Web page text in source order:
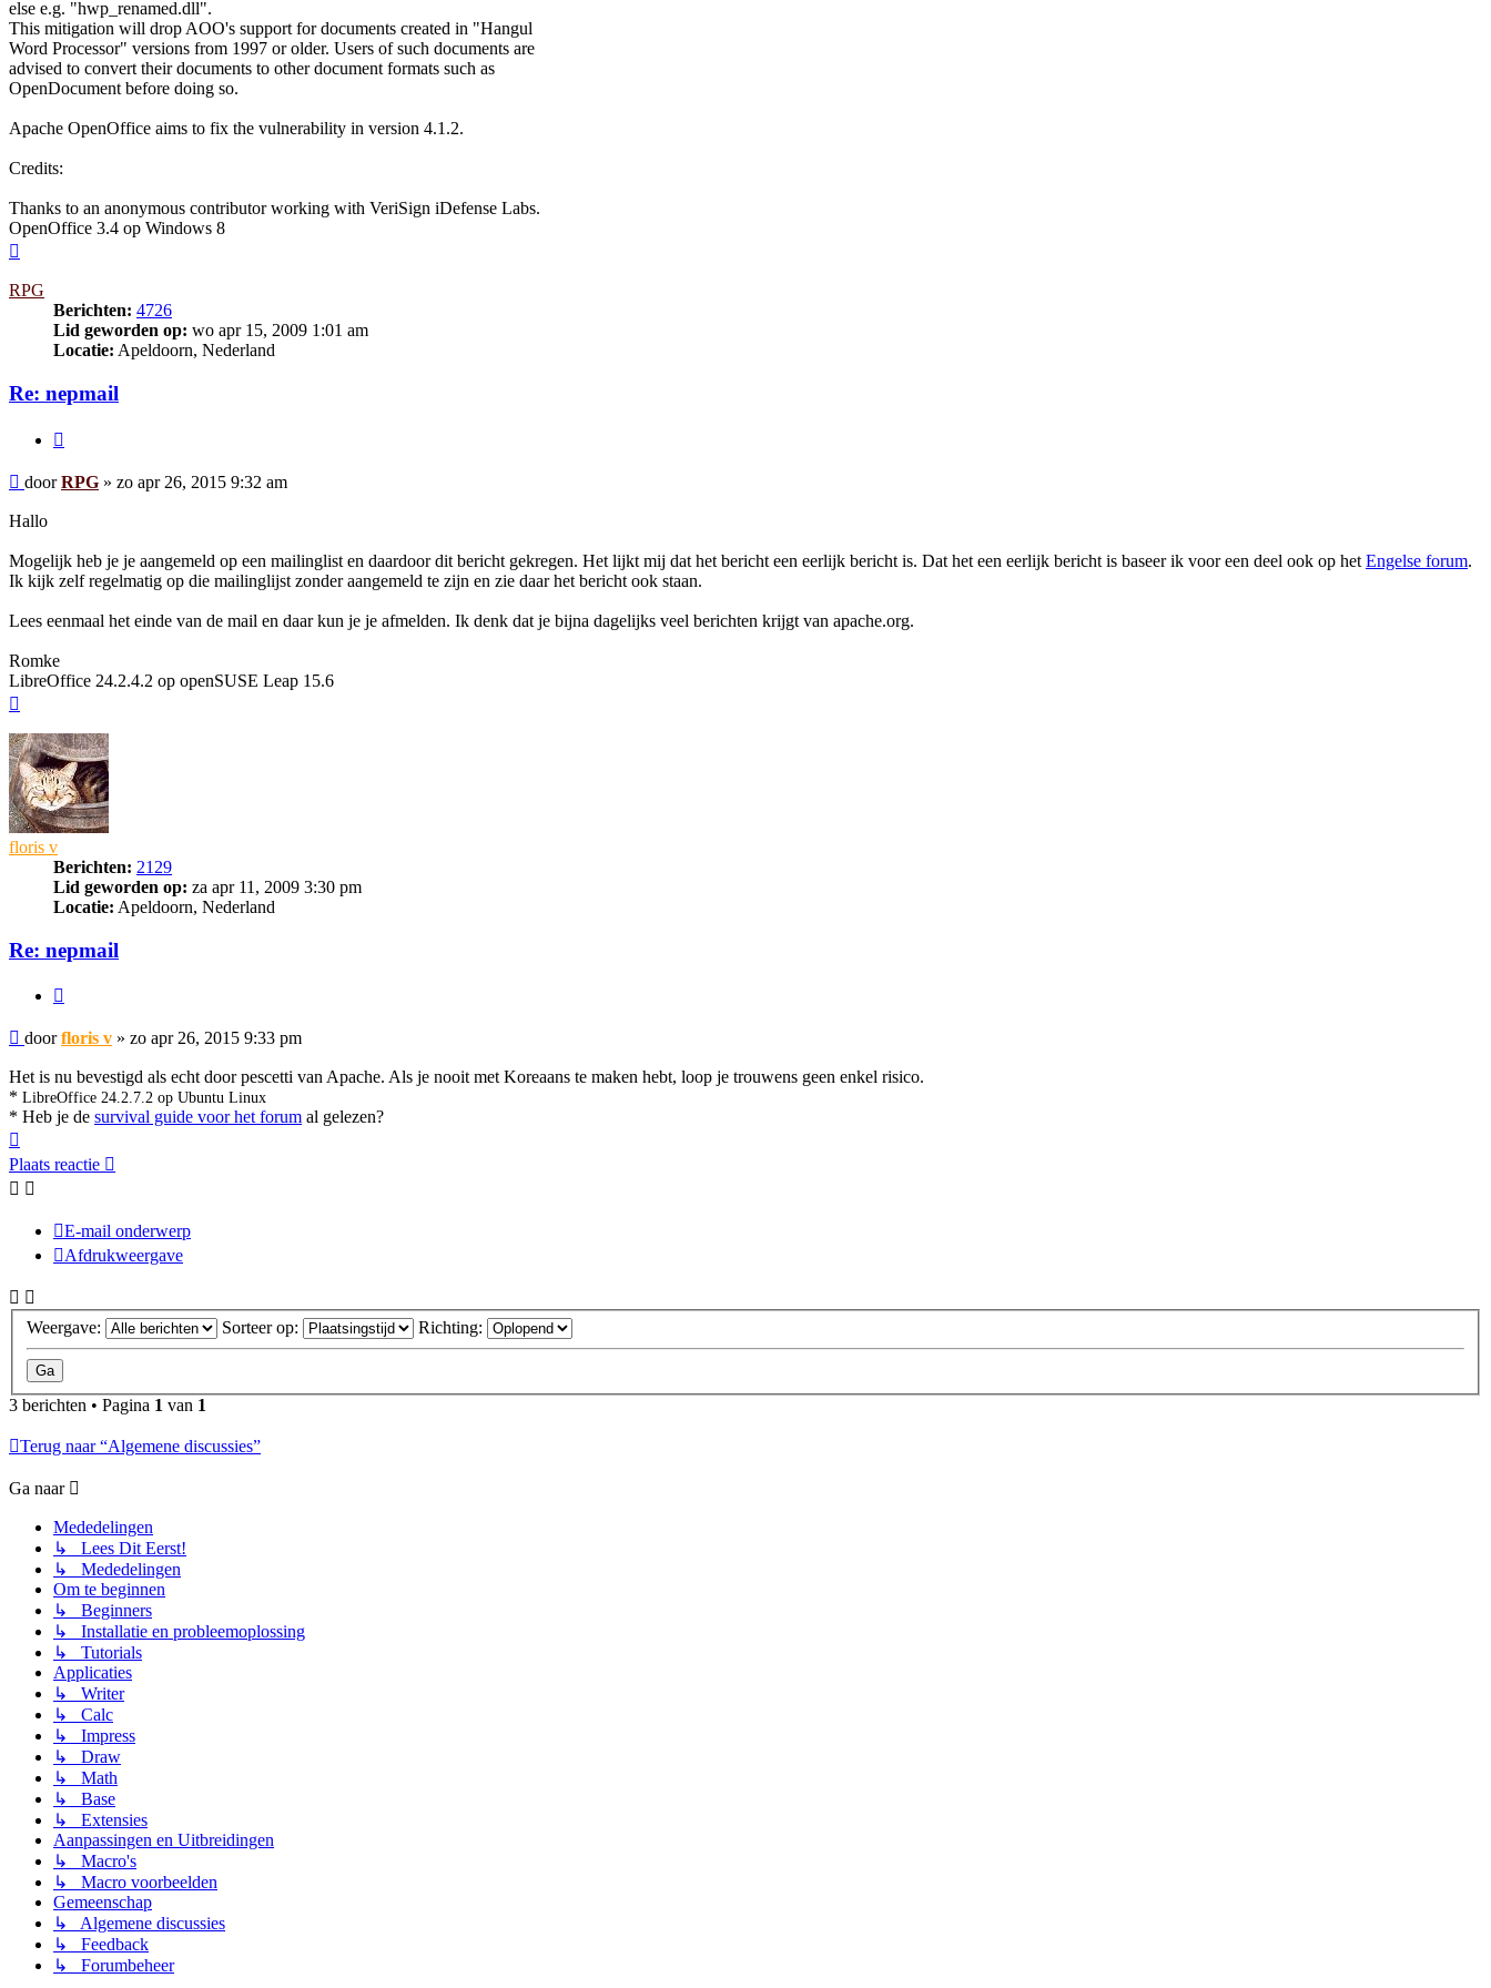
else e.g. "hwp_renamed.dll".
This mitigation will drop AOO's support for documents created in "Hangul
Word Processor" versions from 1997 or older. Users of such documents are
advised to convert their documents to other document formats such as
OpenDocument before doing so.
Apache OpenOffice aims to fix the vulnerability in version 4.1.2.
Credits:
Thanks to an anonymous contributor working with VeriSign iDefense Labs.
OpenOffice 3.4 op Windows 8
RPG
Berichten: 4726
Lid geworden op: wo apr 15, 2009 1:01 am
Locatie: Apeldoorn, Nederland
Re: nepmail
Bericht
doorRPG » zo apr 26, 2015 9:32 am
Hallo
Mogelijk heb je je aangemeld op een mailinglist en daardoor dit bericht gekregen. Het lijkt mij dat het bericht een eerlijk bericht is. Dat het een eerlijk bericht is baseer ik voor een deel ook op het Engelse forum.
Ik kijk zelf regelmatig op die mailinglijst zonder aangemeld te zijn en zie daar het bericht ook staan.
Lees eenmaal het einde van de mail en daar kun je je afmelden. Ik denk dat je bijna dagelijks veel berichten krijgt van apache.org.
Romke
LibreOffice 24.2.4.2 op openSUSE Leap 15.6
floris v
Berichten: 2129
Lid geworden op: za apr 11, 2009 3:30 pm
Locatie: Apeldoorn, Nederland
Re: nepmail
Bericht
doorfloris v » zo apr 26, 2015 9:33 pm
Het is nu bevestigd als echt door pescetti van Apache. Als je nooit met Koreaans te maken hebt, loop je trouwens geen enkel risico.
* LibreOffice 24.2.7.2 op Ubuntu Linux
* Heb je de survival guide voor het forum al gelezen?
Plaats reactie
E-mail onderwerp
Afdrukweergave
Weergave: Sorteer op: Richting:
3 berichten • Pagina 1 van 1
Terug naar “Algemene discussies”
Ga naar
Mededelingen
↳ Lees Dit Eerst!
↳ Mededelingen
Om te beginnen
↳ Beginners
↳ Installatie en probleemoplossing
↳ Tutorials
Applicaties
↳ Writer
↳ Calc
↳ Impress
↳ Draw
↳ Math
↳ Base
↳ Extensies
Aanpassingen en Uitbreidingen
↳ Macro's
↳ Macro voorbeelden
Gemeenschap
↳ Algemene discussies
↳ Feedback
↳ Forumbeheer